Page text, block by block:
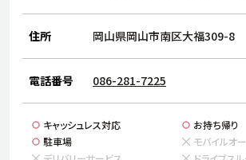
よくある質問・お問い合わせ
住所 岡山県岡山市南区大福309-8
電話番号 086-281-7225
キャッシュレス対応
お持ち帰り
駐車場
モバイルオ